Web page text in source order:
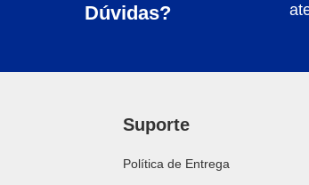
Dúvidas?
Suporte
Política de Entrega